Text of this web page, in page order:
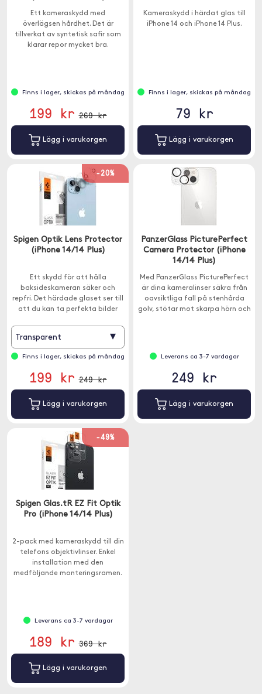
Ett kameraskydd med
överlägsen hårdhet. Det är
tillverkat av syntetisk safir som
klarar repor mycket bra.
Finns i lager, skickas på måndag
199 kr 269 kr
Lägg i varukorgen
Kameraskydd i härdat glas till
iPhone 14 och iPhone 14 Plus.
Finns i lager, skickas på måndag
79 kr
Lägg i varukorgen
-20%
Spigen Optik Lens Protector
(iPhone 14/14 Plus)
Ett skydd för att hålla
baksideskameran säker och
repfri. Det härdade glaset ser till
att du kan ta perfekta bilder
Transparent ▾
Finns i lager, skickas på måndag
199 kr 249 kr
Lägg i varukorgen
PanzerGlass PicturePerfect
Camera Protector (iPhone
14/14 Plus)
Med PanzerGlass PicturePerfect
är dina kameralinser säkra från
oavsiktliga fall på stenhårda
golv, stötar mot skarpa hörn och
Leverans ca 3-7 vardagar
249 kr
Lägg i varukorgen
-49%
Spigen Glas.tR EZ Fit Optik
Pro (iPhone 14/14 Plus)
2-pack med kameraskydd till din
telefons objektivlinser. Enkel
installation med den
medföljande monteringsramen.
Leverans ca 3-7 vardagar
189 kr 369 kr
Lägg i varukorgen